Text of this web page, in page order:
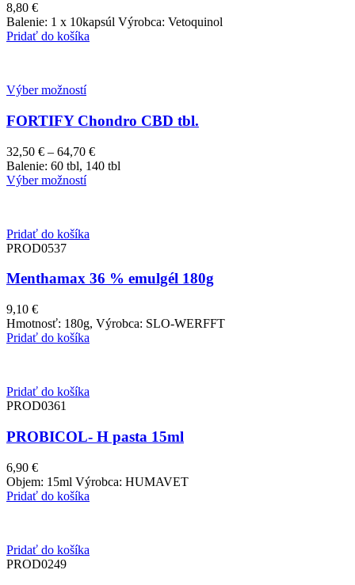
8,80 €
Balenie: 1 x 10kapsúl Výrobca: Vetoquinol
Pridať do košíka
Výber možností
FORTIFY Chondro CBD tbl.
32,50 € – 64,70 €
range:
Balenie: 60 tbl, 140 tbl
Výber možností
Pridať do košíka
PROD0537
Menthamax 36 % emulgél 180g
9,10 €
Hmotnosť: 180g, Výrobca: SLO-WERFFT
Pridať do košíka
Pridať do košíka
PROD0361
PROBICOL- H pasta 15ml
6,90 €
Objem: 15ml Výrobca: HUMAVET
Pridať do košíka
Pridať do košíka
PROD0249